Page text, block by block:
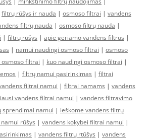
filtrų rūšys ir nauda | osmoso filtrai | vandens
filtrų nauda | osmoso filtrų nauda |
| filtrų rūšys | apie geriamo vandens filtrus |
| namui naudingi osmoso filtrai | osmoso
osmoso filtrai | kuo naudingi osmoso filtrai |
| filtrų namui pasirinkimas | filtrai
filtrai namui | filtrai namams | vandens
vandens filtrai namui | vandens filtravimo
sprendimai namui | ieškome vandens filtrų
rūšys | vandens kokybei filtrai namui |
| vandens filtrų rtūšys | vandens